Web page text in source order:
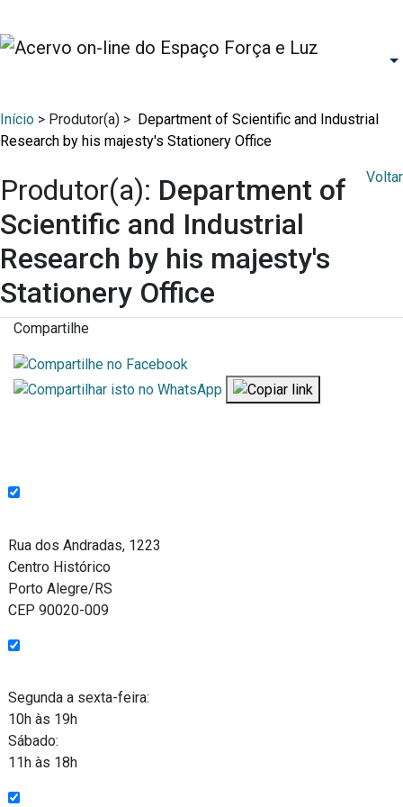
Início > Produtor(a) > Department of Scientific and Industrial
Research by his majesty's Stationery Office
Produtor(a): Department of
Scientific and Industrial
Research by his majesty's
Stationery Office
Voltar
Compartilhe
Rua dos Andradas, 1223
Centro Histórico
Porto Alegre/RS
CEP 90020-009
Segunda a sexta-feira:
10h às 19h
Sábado:
11h às 18h